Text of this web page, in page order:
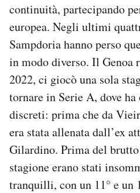
continuità, partecipando
europea. Negli ultimi
Sampdoria hanno perso
in modo diverso. Il Genoa
2022, ci giocò una sola
tornare in Serie A, dove
discreti: prima che da
era stata allenata dall’ex
Gilardino. Prima del
stagione erano stati
tranquilli, con un 11° e un